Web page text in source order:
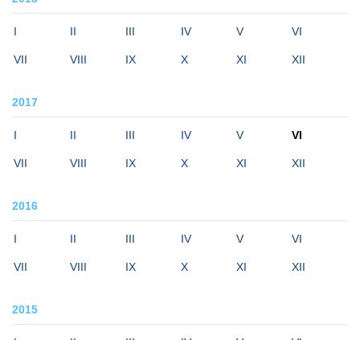
I II III IV V VI
VII VIII IX X XI XII
2017
I II III IV V VI
VII VIII IX X XI XII
2016
I II III IV V VI
VII VIII IX X XI XII
2015